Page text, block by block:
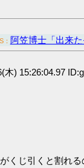
： 阿笠博士「出来
木) 15:26:04.97
くじ引くと割れる